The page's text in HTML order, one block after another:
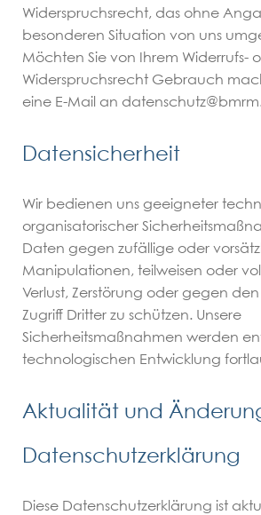
Widerspruchsrecht, das ohne
besonderen Situation von uns
Möchten Sie von Ihrem Widerrufs-
Widerspruchsrecht Gebrauch
eine E-Mail an
Datensicherheit
Wir bedienen uns geeigneter
organisatorischer
Daten gegen zufällige oder
Manipulationen, teilweisen oder
Verlust, Zerstörung oder gegen
Zugriff Dritter zu schützen. Unsere
Sicherheitsmaßnahmen werden
technologischen Entwicklung
Aktualität und
Datenschutzerklärung
Diese Datenschutzerklärung ist